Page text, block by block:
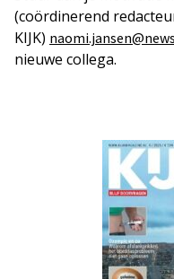
(coördinerend
KIJK)
nieuwe collega.